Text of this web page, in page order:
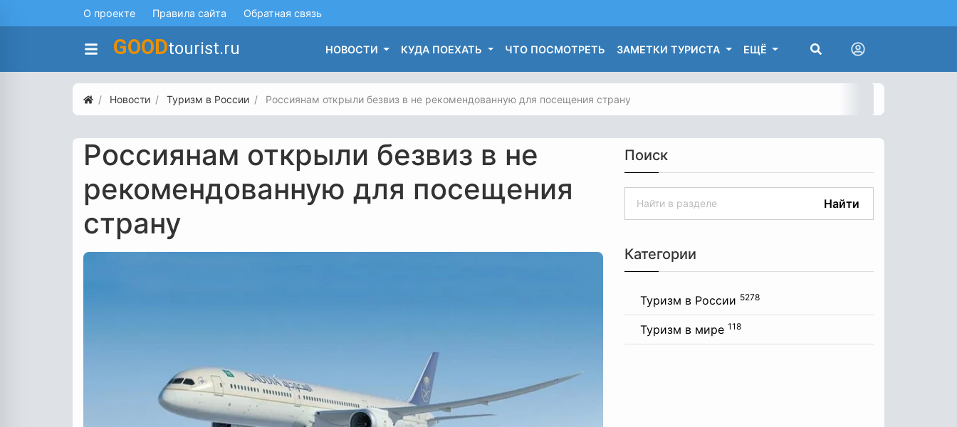
О проекте Правила сайта Обратная связь
GOODtourist.ru НОВОСТИ КУДА ПОЕХАТЬ ЧТО ПОСМОТРЕТЬ ЗАМЕТКИ ТУРИСТА ЕЩЁ
Новости Туризм в России Россиянам открыли безвиз в не рекомендованную для посещения страну
Россиянам открыли безвиз в не
рекомендованную для посещения
страну
Поиск
Найти
Категории
Туризм в России 5278
Туризм в мире 118